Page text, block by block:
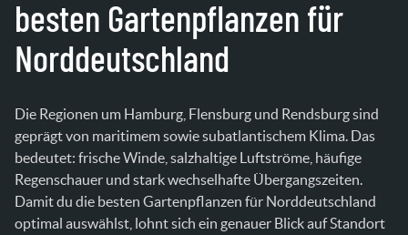
besten Gartenpflanzen für
Norddeutschland
Die Regionen um Hamburg, Flensburg und Rendsburg sind
geprägt von maritimem sowie subatlantischem Klima. Das
bedeutet: frische Winde, salzhaltige Luftströme, häufige
Regenschauer und stark wechselhafte Übergangszeiten.
Damit du die besten Gartenpflanzen für Norddeutschland
optimal auswählst, lohnt sich ein genauer Blick auf Standort